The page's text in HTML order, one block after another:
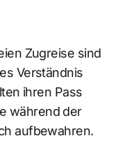
Zugreise sind
Verständnis
ihren Pass
während der
aufbewahren.